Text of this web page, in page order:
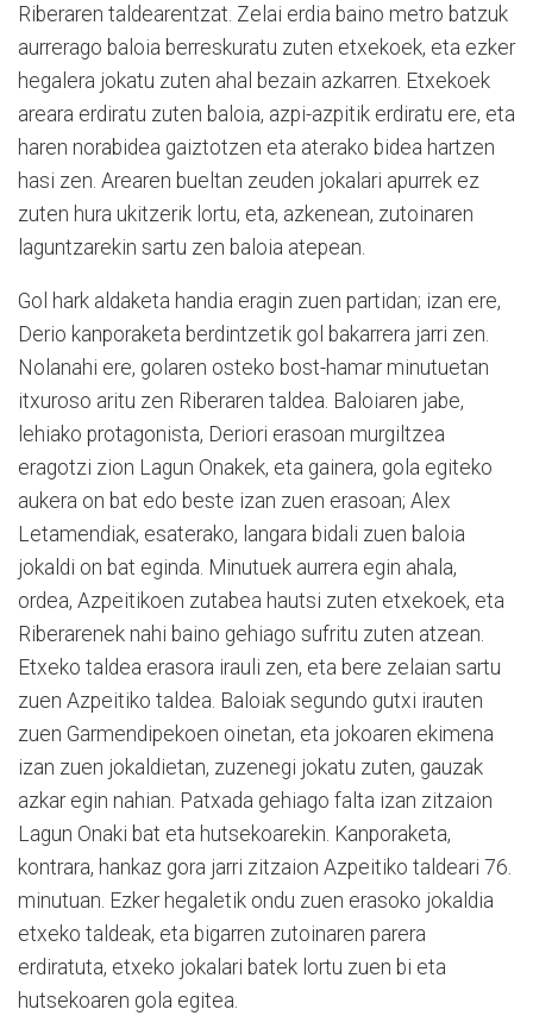
Riberaren taldearentzat. Zelai erdia baino metro batzuk
aurrerago baloia berreskuratu zuten etxekoek, eta ezker
hegalera jokatu zuten ahal bezain azkarren. Etxekoek
areara erdiratu zuten baloia, azpi-azpitik erdiratu ere, eta
haren norabidea gaiztotzen eta aterako bidea hartzen
hasi zen. Arearen bueltan zeuden jokalari apurrek ez
zuten hura ukitzerik lortu, eta, azkenean, zutoinaren
laguntzarekin sartu zen baloia atepean.
Gol hark aldaketa handia eragin zuen partidan; izan ere,
Derio kanporaketa berdintzetik gol bakarrera jarri zen.
Nolanahi ere, golaren osteko bost-hamar minutuetan
itxuroso aritu zen Riberaren taldea. Baloiaren jabe,
lehiako protagonista, Deriori erasoan murgiltzea
eragotzi zion Lagun Onakek, eta gainera, gola egiteko
aukera on bat edo beste izan zuen erasoan; Alex
Letamendiak, esaterako, langara bidali zuen baloia
jokaldi on bat eginda. Minutuek aurrera egin ahala,
ordea, Azpeitikoen zutabea hautsi zuten etxekoek, eta
Riberarenek nahi baino gehiago sufritu zuten atzean.
Etxeko taldea erasora irauli zen, eta bere zelaian sartu
zuen Azpeitiko taldea. Baloiak segundo gutxi irauten
zuen Garmendipekoen oinetan, eta jokoaren ekimena
izan zuen jokaldietan, zuzenegi jokatu zuten, gauzak
azkar egin nahian. Patxada gehiago falta izan zitzaion
Lagun Onaki bat eta hutsekoarekin. Kanporaketa,
kontrara, hankaz gora jarri zitzaion Azpeitiko taldeari 76.
minutuan. Ezker hegaletik ondu zuen erasoko jokaldia
etxeko taldeak, eta bigarren zutoinaren parera
erdiratuta, etxeko jokalari batek lortu zuen bi eta
hutsekoaren gola egitea.